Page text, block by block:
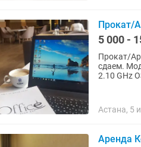
Прокат/
5 000 -
Прокат/
сдаем. Модель ноутбука: Lenovo G570 Характеристики: Процессор: Intel Core i3-2310M CPU @
2.10 GHz
Астана, 5
Аренда